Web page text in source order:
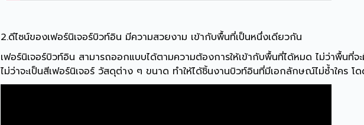
2.ดีไซน์ของเฟอร์นิเจอร์บิวท์อิน มีความสวยงาม เข้ากับพื้นที่เป็นหนึ่งเดียวกัน
เฟอร์นิเจอร์บิวท์อิน สามารถออกแบบได้ตามความต้องการให้เข้ากับพื้นที่ได้หมด ไม่ว่าพื้นที่
ไม่ว่าจะเป็นสีเฟอร์นิเจอร์ วัสดุต่าง ๆ ขนาด ทำให้ได้ชิ้นงานบิวท์อินที่มีเอกลักษณ์ไม่ซ้ำใคร โด